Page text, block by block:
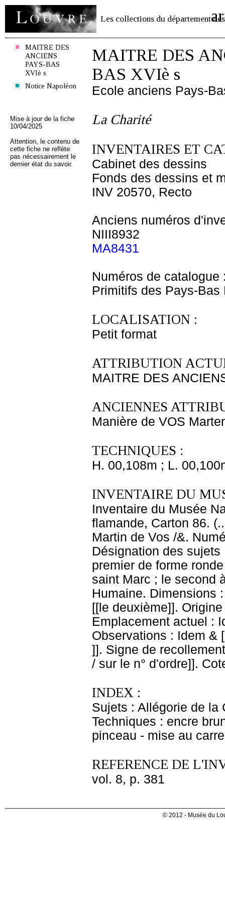
Les collections du département des
MAITRE DES
ANCIENS
PAYS-BAS
XVIè s
Notice Napoléon
Mise à jour de la fiche
10/04/2025
Attention, le contenu de
cette fiche ne reflète
pas nécessairement le
dernier état du savoir.
MAITRE DES
BAS XVIè s
Ecole anciens Pays-
La Charité
INVENTAIRES ET
Cabinet des dessins
Fonds des dessins et
INV 20570, Recto
Anciens numéros
NIII8932
MA8431
Numéros de catalogue
Primitifs des Pays-Bas
LOCALISATION :
Petit format
ATTRIBUTION
MAITRE DES
ANCIENNES
Manière de VOS
TECHNIQUES :
H. 00,108m ; L.
INVENTAIRE DU
Inventaire du Musée
flamande, Carton 86.
Martin de Vos /&.
Désignation des
premier de forme
saint Marc ; le second
Humaine. Dimensions
[[le deuxième]].
Emplacement actuel :
Observations : Idem &
]]. Signe de
/ sur le n° d'ordre]].
INDEX :
Sujets : Allégorie de la
Techniques : encre
pinceau - mise au
REFERENCE DE
vol. 8, p. 381
© 2012 - Musée du